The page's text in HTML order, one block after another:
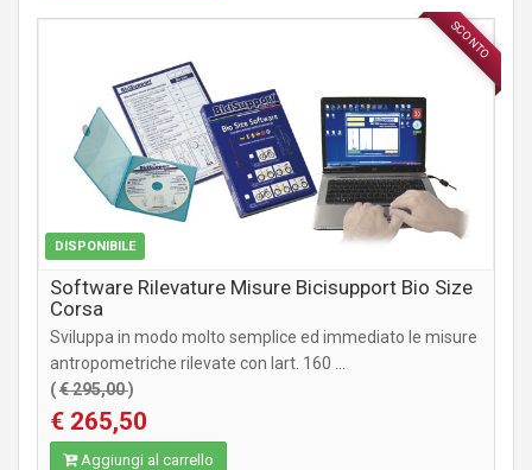
SCONTO
DISPONIBILE
ACCESSORI
Software Rilevature Misure Bicisupport Bio Size
Corsa
Sviluppa in modo molto semplice ed immediato le misure
antropometriche rilevate con lart. 160 ...
(€ 295,00)
€ 265,50
Aggiungi al carrello